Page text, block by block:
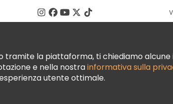
la piattaforma, ti chiediamo alcune
e nella nostrainformativa sulla
utente ottimale.